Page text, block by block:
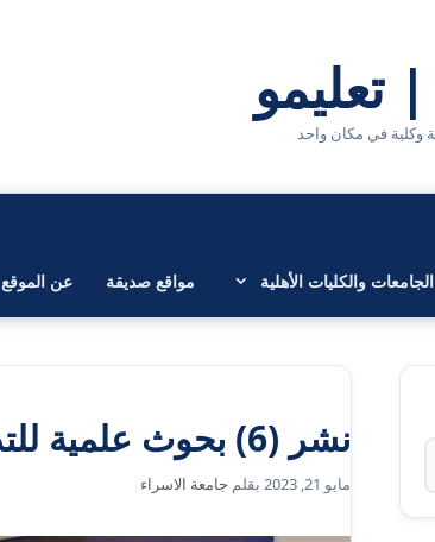
الجامعات والكليات الأهلية مواقع صديقة عن الموقع
نشر (6) بحوث علمية للتدريسي نورالدين باسل محمد
مايو 21, 2023 بقلم جامعة الاسراء